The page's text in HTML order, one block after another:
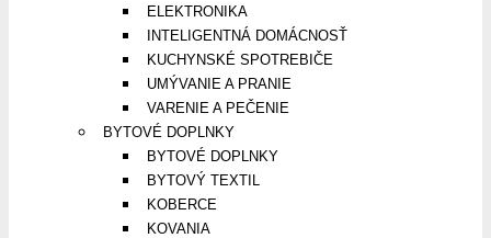
ELEKTRONIKA
INTELIGENTNÁ DOMÁCNOSŤ
KUCHYNSKÉ SPOTREBIČE
UMÝVANIE A PRANIE
VARENIE A PEČENIE
BYTOVÉ DOPLNKY
BYTOVÉ DOPLNKY
BYTOVÝ TEXTIL
KOBERCE
KOVANIA